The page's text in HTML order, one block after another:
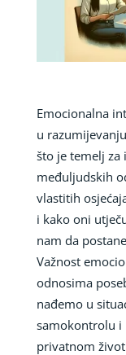
Emocionalna
u
što je temelj za
međuljudskih
vlastitih
i kako oni
nam da
Važnost
odnosima
nađemo u
samokontrolu i
privatnom